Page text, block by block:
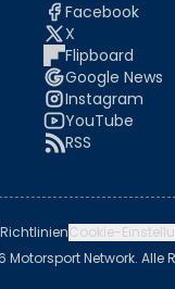
Facebook
X
Flipboard
Google News
Instagram
YouTube
RSS
Cookie-
Motorsport Network. Alle